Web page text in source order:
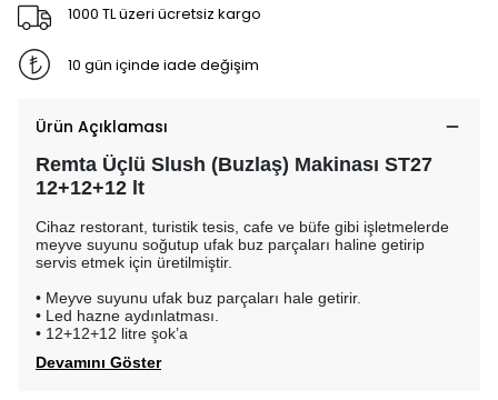
1000 TL üzeri ücretsiz kargo
10 gün içinde iade değişim
Ürün Açıklaması
Remta Üçlü Slush (Buzlaş) Makinası ST27
12+12+12 lt
Cihaz restorant, turistik tesis, cafe ve büfe gibi işletmelerde
meyve suyunu soğutup ufak buz parçaları haline getirip
servis etmek için üretilmiştir.
• Meyve suyunu ufak buz parçaları hale getirir.
• Led hazne aydınlatması.
• 12+12+12 litre şok’a
Devamını Göster